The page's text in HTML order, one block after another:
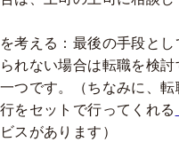
考える：最後の手段と
れない場合は転職を検
つです。（ちなみに、
をセットで行ってくれる
スがあります）